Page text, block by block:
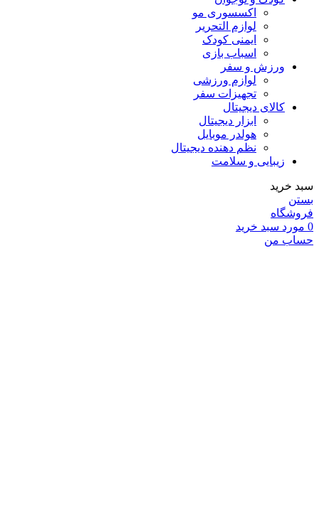
اکسسوری مو
لوازم التحریر
ایمنی کودک
اسباب بازی
ورزش و سفر
لوازم ورزشی
تجهیزات سفر
کالای دیجیتال
ابزار دیجیتال
هولدر موبایل
نظم دهنده دیجیتال
زیبایی و سلامت
سبد خرید
بستن
فروشگاه
0 مورد سبد خرید
حساب من